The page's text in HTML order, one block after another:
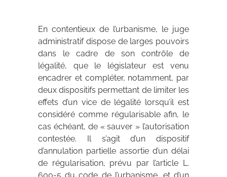
En contentieux de l’urbanisme, le juge
administratif dispose de larges pouvoirs
dans le cadre de son contrôle de
légalité, que le législateur est venu
encadrer et compléter, notamment, par
deux dispositifs permettant de limiter les
effets d’un vice de légalité lorsqu’il est
considéré comme régularisable afin, le
cas échéant, de « sauver » l’autorisation
contestée. Il s’agit d’un dispositif
d’annulation partielle assortie d’un délai
de régularisation, prévu par l’article L.